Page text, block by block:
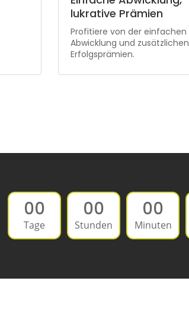
lukrative Prämien
Profitiere von der einfachen
Abwicklung und zusätzlichen
Erfolgsprämien.
00
Tage
00
Stunden
00
Minuten